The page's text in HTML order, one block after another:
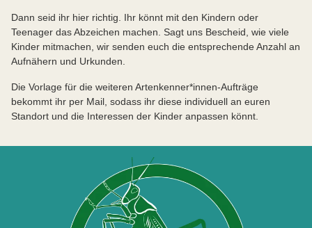
Dann seid ihr hier richtig. Ihr könnt mit den Kindern oder
Teenager das Abzeichen machen. Sagt uns Bescheid, wie viele
Kinder mitmachen, wir senden euch die entsprechende Anzahl an
Aufnähern und Urkunden.
Die Vorlage für die weiteren Artenkenner*innen-Aufträge
bekommt ihr per Mail, sodass ihr diese individuell an euren
Standort und die Interessen der Kinder anpassen könnt.